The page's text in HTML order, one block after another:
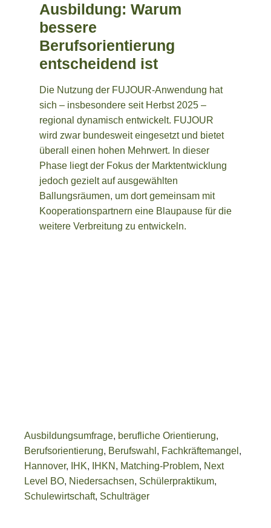
Ausbildung: Warum
bessere
Berufsorientierung
entscheidend ist
Die Nutzung der FUJOUR-Anwendung hat
sich – insbesondere seit Herbst 2025 –
regional dynamisch entwickelt. FUJOUR
wird zwar bundesweit eingesetzt und bietet
überall einen hohen Mehrwert. In dieser
Phase liegt der Fokus der Marktentwicklung
jedoch gezielt auf ausgewählten
Ballungsräumen, um dort gemeinsam mit
Kooperationspartnern eine Blaupause für die
weitere Verbreitung zu entwickeln.
Ausbildungsumfrage, berufliche Orientierung,
Berufsorientierung, Berufswahl , Fachkräftemangel ,
Hannover, IHK, IHKN , Matching-Problem, Next
Level BO, Niedersachsen, Schülerpraktikum,
Schulewirtschaft, Schulträger